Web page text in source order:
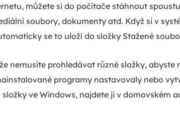
můžete si do počítače stáhnout
soubory, dokumenty atd. Když si v
se to uloží do složky Stažené
nemusíte prohledávat různé složky, abyste
programy nastavovaly nebo
ve Windows, najdete ji v domovském